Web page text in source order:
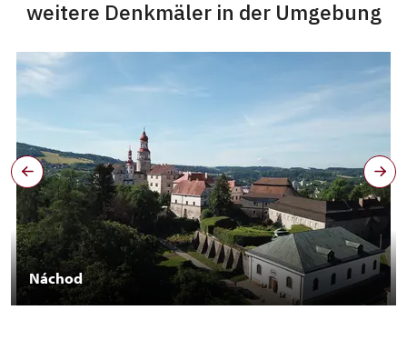
weitere Denkmäler in der Umgebung
Náchod